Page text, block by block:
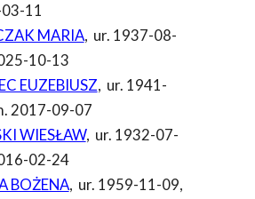
11
MARIA, ur. 1937-08-
10-13
EUZEBIUSZ, ur. 1941-
2017-09-07
WIESŁAW, ur. 1932-07-
02-24
BOŻENA, ur. 1959-11-09,